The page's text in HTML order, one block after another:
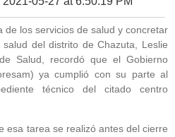
de los servicios de salud y concretar
del distrito de Chazuta, Leslie
Salud, recordó que el Gobierno
ya cumplió con su parte al
técnico del citado centro
esa tarea se realizó antes del cierre